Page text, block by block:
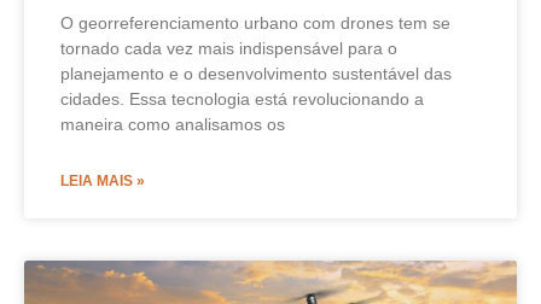
O georreferenciamento urbano com drones tem se
tornado cada vez mais indispensável para o
planejamento e o desenvolvimento sustentável das
cidades. Essa tecnologia está revolucionando a
maneira como analisamos os
LEIA MAIS »